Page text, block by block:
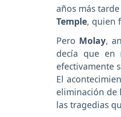
años más
Temple, quien
Pero Molay,
decía que
efectivamente
El
eliminación de
las tragedias